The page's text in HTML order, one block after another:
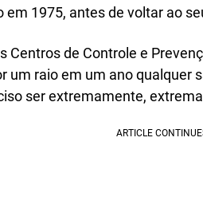
em 1975, antes de voltar ao
Centros de Controle e
um raio em um ano qualquer
ser extremamente,